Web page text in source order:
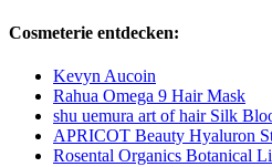
Cosmeterie entdecken:
Kevyn Aucoin
Rahua Omega 9 Hair Mask
shu uemura art of hair Silk
APRICOT Beauty Hyaluron
Rosental Organics Botanical